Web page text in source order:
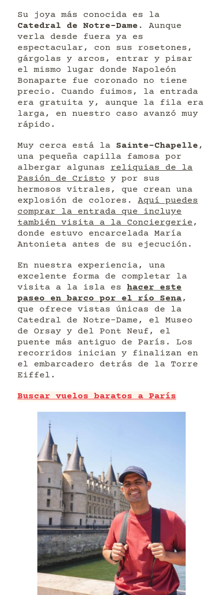
Su joya más conocida es la
Catedral de Notre-Dame . Aunque
verla desde fuera ya es
espectacular, con sus rosetones,
gárgolas y arcos, entrar y pisar
el mismo lugar donde Napoleón
Bonaparte fue coronado no tiene
precio. Cuando fuimos, la entrada
era gratuita y, aunque la fila era
larga, en nuestro caso avanzó muy
rápido.
Muy cerca está la Sainte-Chapelle ,
una pequeña capilla famosa por
albergar algunas reliquias de la
Pasión de Cristo y por sus
hermosos vitrales, que crean una
explosión de colores. Aquí puedes
comprar la entrada que incluye
también visita a la Conciergerie,
donde estuvo encarcelada María
Antonieta antes de su ejecución.
En nuestra experiencia, una
excelente forma de completar la
visita a la isla es hacer este
paseo en barco por el río Sena,
que ofrece vistas únicas de la
Catedral de Notre-Dame, el Museo
de Orsay y del Pont Neuf, el
puente más antiguo de París. Los
recorridos inician y finalizan en
el embarcadero detrás de la Torre
Eiffel.
Buscar vuelos baratos a París